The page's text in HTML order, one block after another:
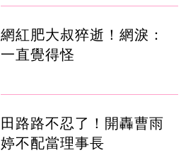
網紅肥大叔猝逝！網淚：
一直覺得怪
田路路不忍了！開轟曹雨
婷不配當理事長